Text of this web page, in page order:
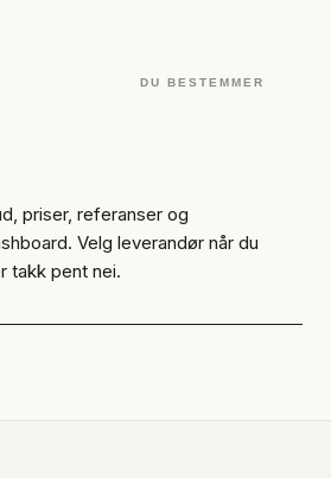
DU BESTEMMER
priser, referanser og
Velg leverandør når du
takk pent nei.